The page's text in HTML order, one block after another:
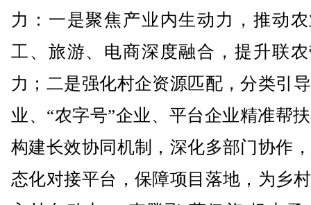
力：一是聚焦产业内生动力，推动
工、旅游、电商深度融合，提升联
力；二是强化村企资源匹配，分类引
业、“农字号”企业、平台企业精准帮
构建长效协同机制，深化多部门协作
态化对接平台，保障项目落地，为乡